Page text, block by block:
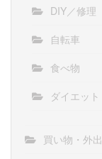
DIY／修理
自転車
食べ物
ダイエット
買い物・外出